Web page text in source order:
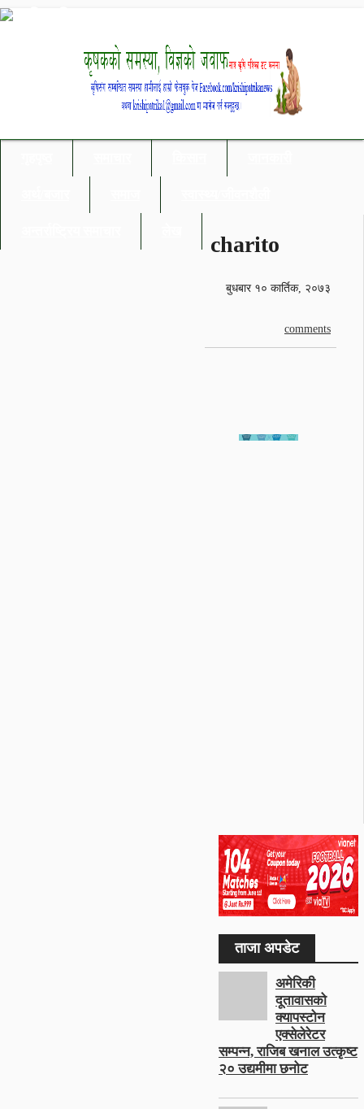
charito
बुधबार १० कार्तिक, २०७३
comments
ताजा अपडेट
अमेरिकी
दूतावासको
क्यापस्टोन
एक्सेलेरेटर
सम्पन्न, राजिब खनाल उत्कृष्ट
२० उद्यमीमा छनोट